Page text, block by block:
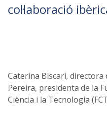
col·laboració
Caterina Biscari, directora
Pereira, presidenta de la
Ciència i la Tecnologia